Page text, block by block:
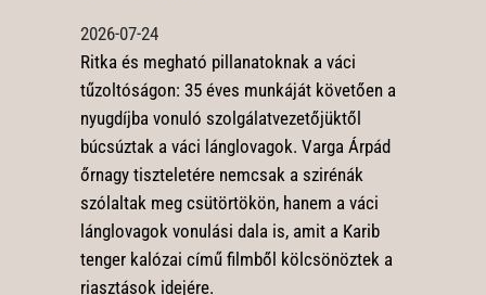
2026-07-24
Ritka és megható pillanatoknak a váci
tűzoltóságon: 35 éves munkáját követően a
nyugdíjba vonuló szolgálatvezetőjüktől
búcsúztak a váci lánglovagok. Varga Árpád
őrnagy tiszteletére nemcsak a szirénák
szólaltak meg csütörtökön, hanem a váci
lánglovagok vonulási dala is, amit a Karib
tenger kalózai című filmből kölcsönöztek a
riasztások idejére.